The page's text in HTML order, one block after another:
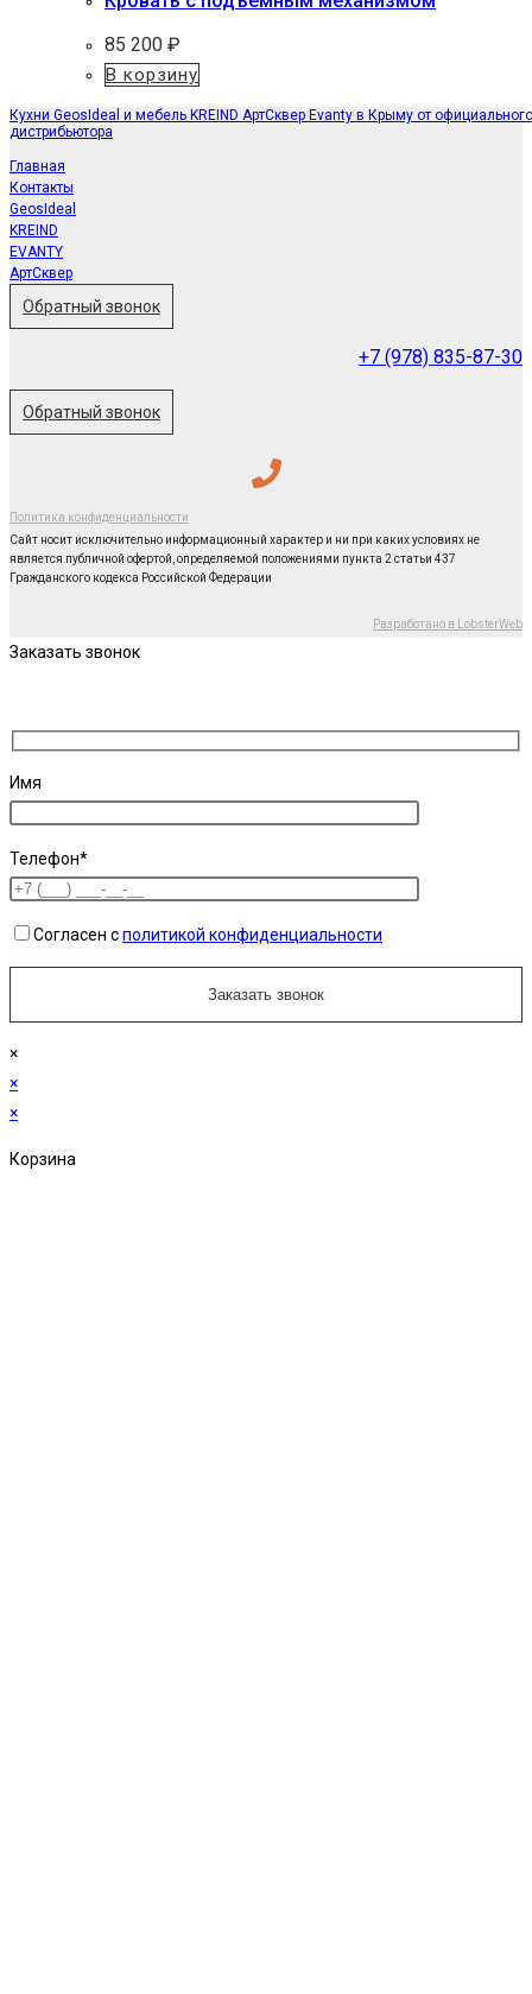
85 200 ₽
В корзину
Кухни GeosIdeal и мебель KREIND АртСквер Evanty в Крыму от официального
дистрибьютора
Главная
Контакты
GeosIdeal
KREIND
EVANTY
АртСквер
Обратный звонок
+7 (978) 835-87-30
Обратный звонок
Политика конфиденциальности
Сайт носит исключительно информационный характер и ни при каких условиях не
является публичной офертой, определяемой положениями пункта 2 статьи 437
Гражданского кодекса Российской Федерации
Разработано в LobsterWeb
Заказать звонок
Имя
Телефон*
Согласен сполитикой конфиденциальности
×
×
×
Корзина